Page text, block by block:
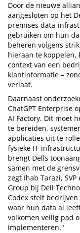
Door de nieuwe
aangesloten op het
premises data-
gebruiken om hun
beheren volgens
hieraan te
context van een
klantinformatie –
verlaat.
Daarnaast
ChatGPT Enterprise
AI Factory. Dit moet
te bereiden,
applicaties uit te
fysieke IT-
brengt Dells
samen met de
zegt Ihab Tarazi,
Group bij Dell
Codex stelt
waar hun data al
volkomen veilig pad
implementeren."